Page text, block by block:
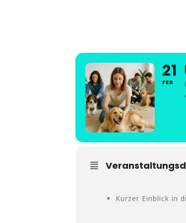
21
FEB
Kurzer Einblick in